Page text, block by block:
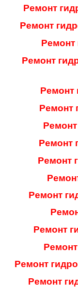
Ремонт
Ремонт
Ремонт
Ремонт
Ремонт
Ремонт
Ремонт
Ремонт
Ремонт
Ремонт
Ремонт
Ремонт